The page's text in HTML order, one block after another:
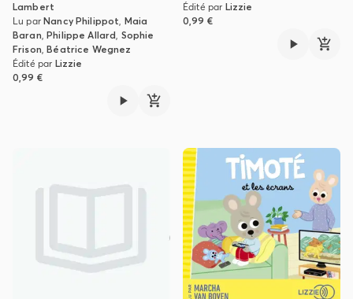
Lambert
Lu parNancy Philippot, Maia
Baran,Philippe Allard, Sophie
Frison,Béatrice Wegnez
Édité par Lizzie
0,99 €
Édité par Lizzie
0,99 €